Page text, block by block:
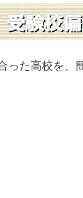
った高校を、